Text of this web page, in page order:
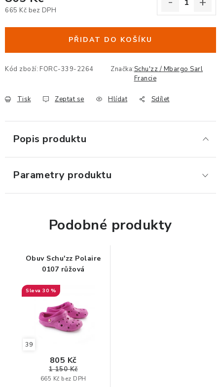
ERGONOMICKÉ PRODUKTY
BEDERNÍ A KRČNÍ OPĚRKY
VÝSUVY A DRŽÁKY NA KLÁVESNICI
STOJANY NA DOKUMENTY
LED STOLNÍ LAMPY
KANCELÁŘSKÉ POTŘEBY
ZÁSUVKOVÉ BOXY
NÁDOBY NA ODPAD
665 Kč bez DPH
PŘIDAT DO KOŠÍKU
Kód zboží: FORC-339-2264 Značka:Schu'zz / Mbargo Sarl
Francie
Tisk Zeptat se Hlídat Sdílet
Popis produktu
Parametry produktu
Podobné produkty
Obuv Schu'zz Polaire
0107 růžová
30 %
39
665 Kč bez DPH
805 Kč
1 150 Kč